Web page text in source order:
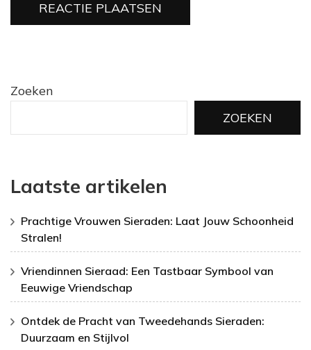
Zoeken
ZOEKEN
Laatste artikelen
Prachtige Vrouwen Sieraden: Laat Jouw Schoonheid
Stralen!
Vriendinnen Sieraad: Een Tastbaar Symbool van
Eeuwige Vriendschap
Ontdek de Pracht van Tweedehands Sieraden:
Duurzaam en Stijlvol